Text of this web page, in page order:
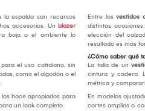
la espalda son recursos
accesorios. Un blazer
baja o el ambiente lo
el uso cotidiano, sin
como el algodón o el
hace apropiados para
un look completo.
Entre losvestidos
distintas
elección del
resultado es más
¿Cómo saber qué
La talla de un
cintura y cadera.
métrica y
En modelos
cortes amplios o